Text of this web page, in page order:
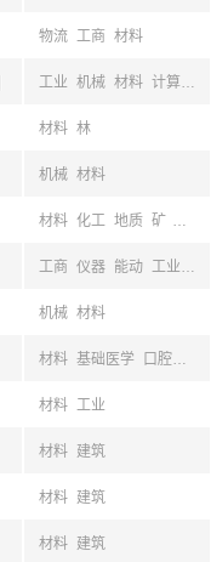
物流 工商 材料
工业 机械 材料 计算机
材料 林
机械 材料
材料 化工 地质 矿 建筑
工商 仪器 能动 工业 机械
机械 材料
材料 基础医学 口腔医学
材料 工业
材料 建筑
材料 建筑
材料 建筑